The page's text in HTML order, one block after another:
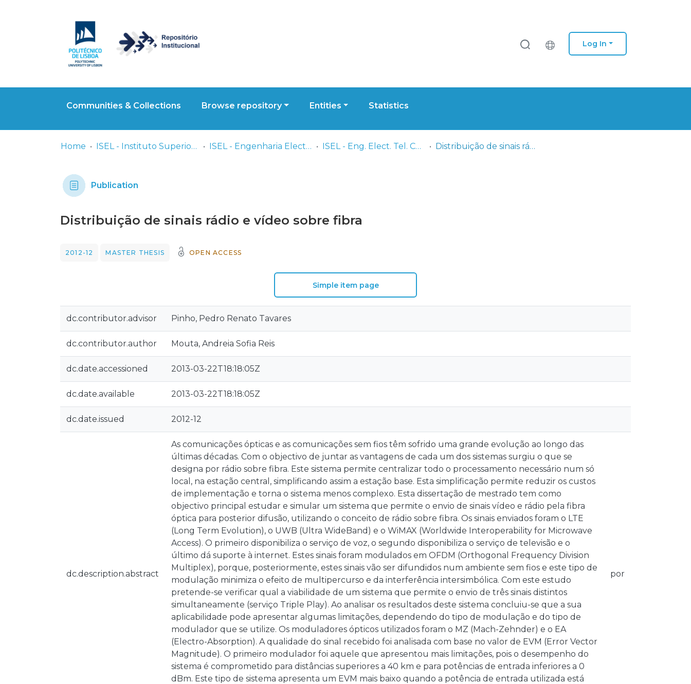
Log In
Communities & Collections Browse repository Entities Statistics
Home ISEL - Instituto Superior de Engenharia de Lisboa ISEL - Engenharia Electrónica, Telecomunicações e Computadores ISEL - Eng. Elect. Tel. Comp. - Dissertações de Mestrado Distribuição de sinais rádio e vídeo sobre fibra
Publication
Distribuição de sinais rádio e vídeo sobre fibra
2012-12 MASTER THESIS OPEN ACCESS
Simple item page
dc.contributor.advisor Pinho, Pedro Renato Tavares
dc.contributor.author Mouta, Andreia Sofia Reis
dc.date.accessioned 2013-03-22T18:18:05Z
dc.date.available 2013-03-22T18:18:05Z
dc.date.issued 2012-12
dc.description.abstract
As comunicações ópticas e as comunicações sem fios têm sofrido uma grande evolução ao longo das
últimas décadas. Com o objectivo de juntar as vantagens de cada um dos sistemas surgiu o que se
designa por rádio sobre fibra. Este sistema permite centralizar todo o processamento necessário num só
local, na estação central, simplificando assim a estação base. Esta simplificação permite reduzir os custos
de implementação e torna o sistema menos complexo. Esta dissertação de mestrado tem como
objectivo principal estudar e simular um sistema que permite o envio de sinais vídeo e rádio pela fibra
óptica para posterior difusão, utilizando o conceito de rádio sobre fibra. Os sinais enviados foram o LTE
(Long Term Evolution), o UWB (Ultra WideBand) e o WiMAX (Worldwide Interoperability for Microwave
Access). O primeiro disponibiliza o serviço de voz, o segundo disponibiliza o serviço de televisão e o
último dá suporte à internet. Estes sinais foram modulados em OFDM (Orthogonal Frequency Division
Multiplex), porque, posteriormente, estes sinais vão ser difundidos num ambiente sem fios e este tipo de
modulação minimiza o efeito de multipercurso e da interferência intersimbólica. Com este estudo
pretende-se verificar qual a viabilidade de um sistema que permite o envio de três sinais distintos
simultaneamente (serviço Triple Play). Ao analisar os resultados deste sistema concluiu-se que a sua
aplicabilidade pode apresentar algumas limitações, dependendo do tipo de modulação e do tipo de
modulador que se utilize. Os moduladores ópticos utilizados foram o MZ (Mach-Zehnder) e o EA
(Electro-Absorption). A qualidade do sinal recebido foi analisada com base no valor de EVM (Error Vector
Magnitude). O primeiro modulador foi aquele que apresentou mais limitações, pois o desempenho do
sistema é comprometido para distâncias superiores a 40 km e para potências de entrada inferiores a 0
dBm. Este tipo de sistema apresenta um EVM mais baixo quando a potência de entrada utilizada está
por